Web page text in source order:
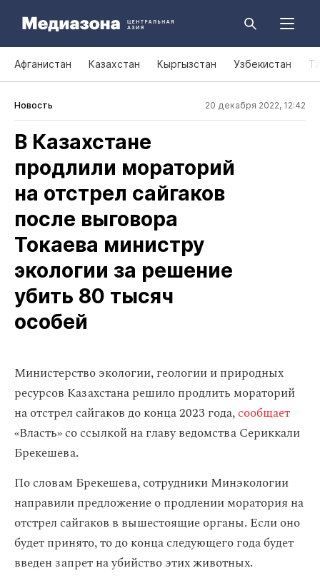
Афганистан Казахстан Кыргызстан Узбекистан
Новость 20 декабря 2022, 12:42
В Казахстане
продлили мораторий
на отстрел сайгаков
после выговора
Токаева министру
экологии за решение
убить 80 тысяч
особей
Министерство экологии, геологии и природных
ресурсов Казахстана решило продлить мораторий
на отстрел сайгаков до конца 2023 года,сообщает
«Власть» со ссылкой на главу ведомства Сериккали
Брекешева.
По словам Брекешева, сотрудники Минэкологии
направили предложение о продлении моратория на
отстрел сайгаков в вышестоящие органы. Если оно
будет принято, то до конца следующего года будет
введен запрет на убийство этих животных.